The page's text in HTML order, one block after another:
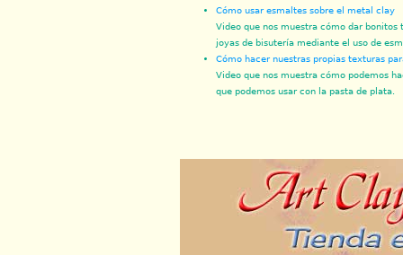
Cómo usar esmaltes sobre el metal clay
Video que nos muestra cómo dar bonitos
joyas de bisutería mediante el uso de
Cómo hacer nuestras propias texturas
Video que nos muestra cómo podemos
que podemos usar con la pasta de plata.